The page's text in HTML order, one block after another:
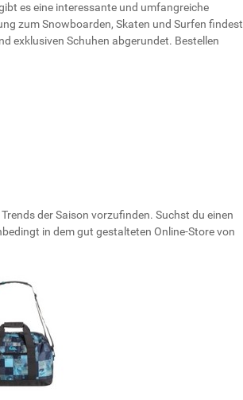
es eine interessante und umfangreiche
zum Snowboarden, Skaten und Surfen findest
exklusiven Schuhen abgerundet. Bestellen
der Saison vorzufinden. Suchst du einen
in dem gut gestalteten Online-Store von